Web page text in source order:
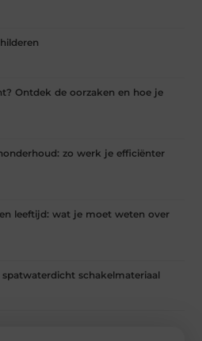
Ontdek de oorzaken en hoe je
zo werk je efficiënter
leeftijd: wat je moet weten over
schakelmateriaal